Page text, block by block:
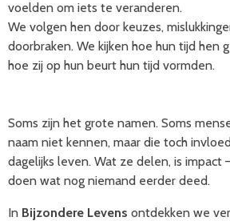
voelden om iets te veranderen.
We volgen hen door keuzes,
doorbraken. We kijken hoe hun tijd hen
hoe zij op hun beurt hun tijd vormden.
Soms zijn het grote namen. Soms
naam niet kennen, maar die toch
dagelijks leven. Wat ze delen, is
doen wat nog niemand eerder deed.
In Bijzondere Levens ontdekken we